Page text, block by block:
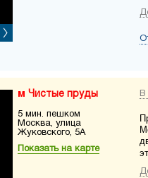
Чистые пруды
5 мин. пешком
Москва, улица
Жуковского, 5А
Показать на карте
В